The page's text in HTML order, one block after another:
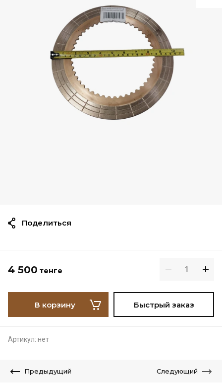
4 500 тенге
В корзину Быстрый заказ
Артикул: нет
Поделиться
Предыдущий Следующий